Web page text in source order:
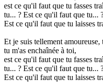
est ce qu'il faut que tu fasses
tu... ? Est ce qu'il faut que tu...
Est ce qu'il faut que tu laisses
Et je suis tellement
tu m'as enchaînée à toi,
est ce qu'il faut que tu fasses
tu... ? Est ce qu'il faut que tu...
Est ce qu'il faut que tu laisses